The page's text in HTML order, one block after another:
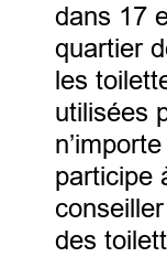
dans 17
quartier
les
utilisées
participe
des